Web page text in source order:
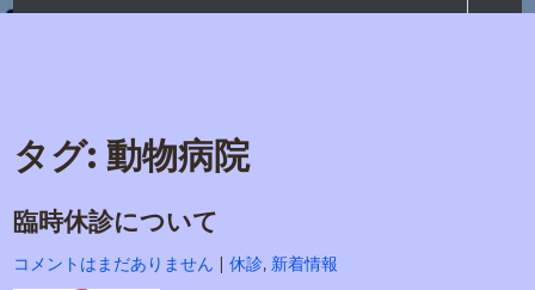
タグ:動物病院
臨時休診について
コメントはまだありません |休診, 新着情報